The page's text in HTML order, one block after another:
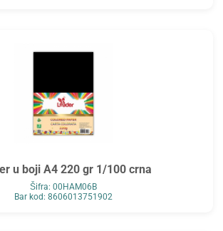
u boji A4 220 gr 1/100 crna
Šifra: 00HAM06B
Bar kod: 8606013751902